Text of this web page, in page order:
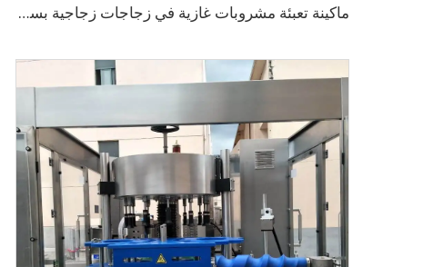
ماكينة تعبئة مشروبات غازية في زجاجات زجاجية بسعة 5000 زجاجة في الساعة